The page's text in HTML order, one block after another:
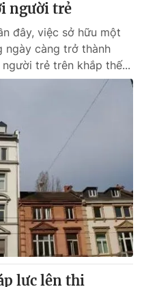
người trẻ
đây, việc sở hữu một
ngày càng trở thành
trẻ trên khắp thế...
lực lên thị